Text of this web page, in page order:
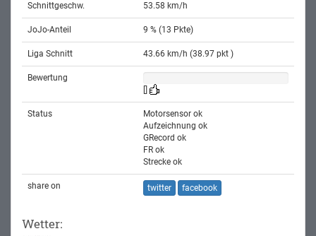
Schnittgeschw. 53.58 km/h
JoJo-Anteil 9 % (13 Pkte)
Liga Schnitt 43.66 km/h (38.97 pkt )
Bewertung
Status
Motorsensor ok
Aufzeichnung ok
GRecord ok
FR ok
Strecke ok
share on twitter facebook
Wetter: